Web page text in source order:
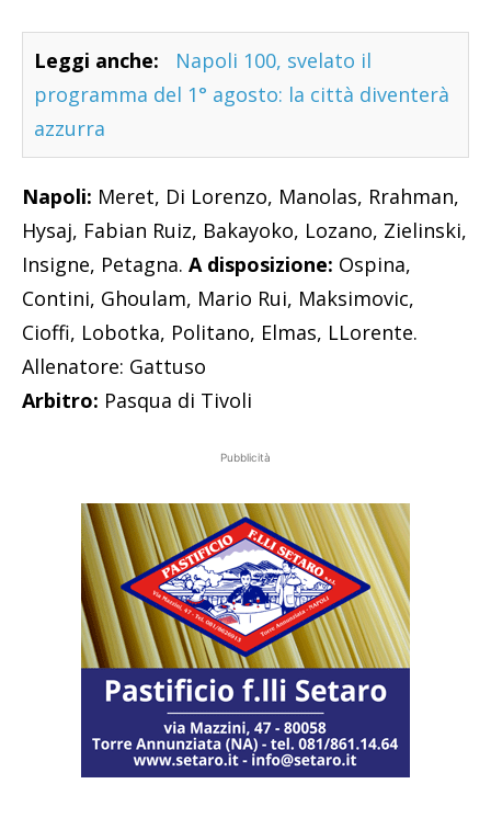
Leggi anche:
Napoli 100, svelato il
programma del 1° agosto: la città diventerà
azzurra
Napoli: Meret, Di Lorenzo, Manolas, Rrahman,
Hysaj, Fabian Ruiz, Bakayoko, Lozano, Zielinski,
Insigne, Petagna. A disposizione: Ospina,
Contini, Ghoulam, Mario Rui, Maksimovic,
Cioffi, Lobotka, Politano, Elmas, LLorente.
Allenatore: Gattuso
Arbitro: Pasqua di Tivoli
Pubblicità